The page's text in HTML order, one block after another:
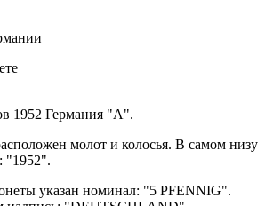
1952 Германия "А".
молот и колосья. В самом низу
"1952".
указан номинал: "5 PFENNIG".